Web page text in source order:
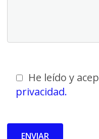
He leído y
privacidad.